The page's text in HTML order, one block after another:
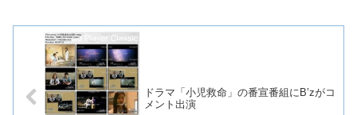
ドラマ「小児救命」の番宣番組にB’zがコ
メント出演